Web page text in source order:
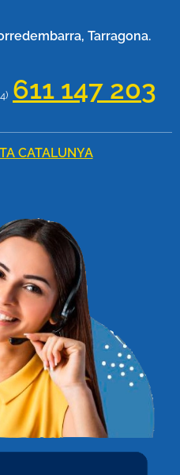
Tarragona.
611 147 203
CATALUNYA